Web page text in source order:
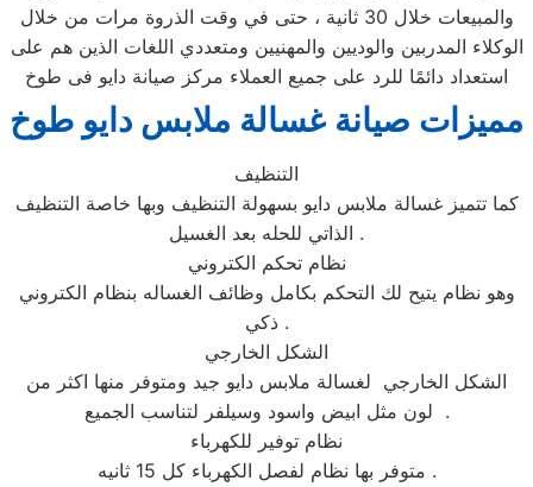
والمبيعات خلال 30 ثانية ، حتى في وقت الذروة مرات من خلال
الوكلاء المدربين والوديين والمهنيين ومتعددي اللغات الذين هم على
استعداد دائمًا للرد على جميع العملاء مركز صيانة دايو فى طوخ
مميزات صيانة غسالة ملابس دايو طوخ
التنظيف
كما تتميز غسالة ملابس دايو بسهولة التنظيف وبها خاصة التنظيف
الذاتي للحله بعد الغسيل .
نظام تحكم الكتروني
وهو نظام يتيح لك التحكم بكامل وظائف الغساله بنظام الكتروني
ذكي .
الشكل الخارجي
الشكل الخارجي لغسالة ملابس دايو جيد ومتوفر منها اكثر من
لون مثل ابيض واسود وسيلفر لتناسب الجميع .
نظام توفير للكهرباء
متوفر بها نظام لفصل الكهرباء كل 15 ثانيه .